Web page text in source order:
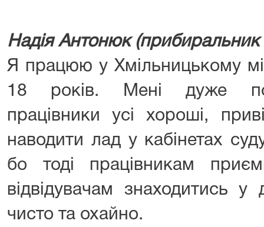
Надія Антонюк
Я працюю у Хмільницькому
18 років. Мені дуже
працівники усі хороші,
наводити лад у кабінетах
бо тоді працівникам
відвідувачам знаходитись у
чисто та охайно.